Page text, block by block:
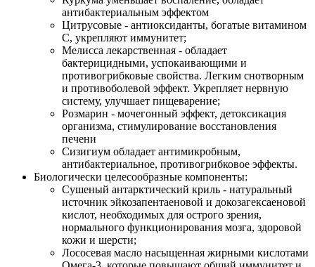
антибактериальным эффектом
Цитрусовые - антиоксиданты, богатые витамином
С, укрепляют иммунитет;
Мелисса лекарственная - обладает
бактерицидными, успокаивающими и
противогрибковые свойства. Легким снотворным
и противоболевой эффект. Укрепляет нервную
систему, улучшает пищеварение;
Розмарин - мочегонный эффект, детоксикация
организма, стимулирование восстановления
печени
Сизигиум обладает антимикробным,
антибактериальное, противогрибковое эффекты.
Биологически целесообразные компоненты:
Сушеный антарктический криль - натуральный
источник эйкозапентаеновой и докозагексаеновой
кислот, необходимых для острого зрения,
нормального функционирования мозга, здоровой
кожи и шерсти;
Лососевая масло насыщенная жирными кислотами